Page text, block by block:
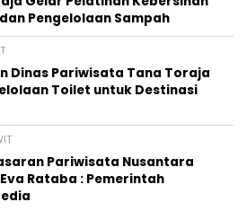
Pengelolaan Sampah
Dinas Pariwisata Tana Toraja
Toilet untuk Destinasi
Pariwisata Nusantara
Rataba : Pemerintah